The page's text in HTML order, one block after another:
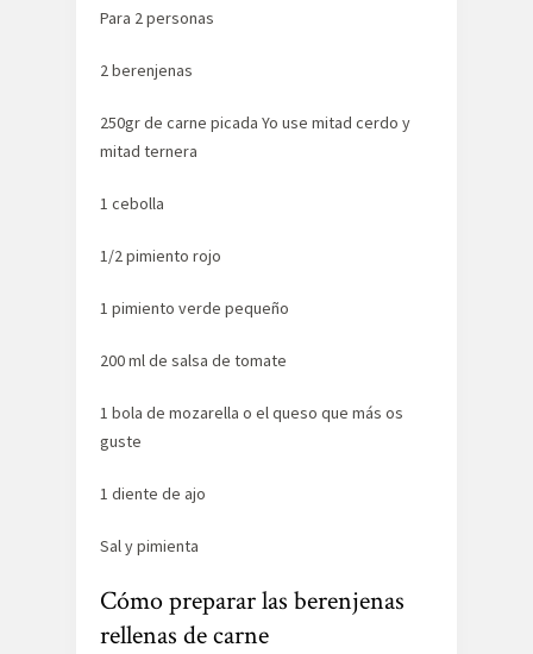
Para 2 personas
2 berenjenas
250gr de carne picada Yo use mitad cerdo y
mitad ternera
1 cebolla
1/2 pimiento rojo
1 pimiento verde pequeño
200 ml de salsa de tomate
1 bola de mozarella o el queso que más os
guste
1 diente de ajo
Sal y pimienta
Cómo preparar las berenjenas
rellenas de carne